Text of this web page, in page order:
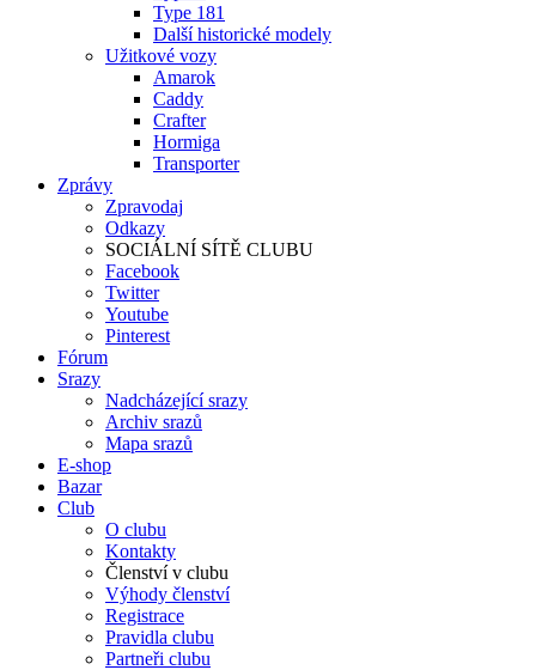
Type 181
Další historické modely
Užitkové vozy
Amarok
Caddy
Crafter
Hormiga
Transporter
Zprávy
Zpravodaj
Odkazy
SOCIÁLNÍ SÍTĚ CLUBU
Facebook
Twitter
Youtube
Pinterest
Fórum
Srazy
Nadcházející srazy
Archiv srazů
Mapa srazů
E-shop
Bazar
Club
O clubu
Kontakty
Členství v clubu
Výhody členství
Registrace
Pravidla clubu
Partneři clubu